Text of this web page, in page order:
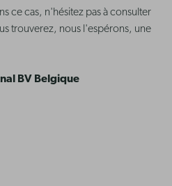
ce cas, n'hésitez pas à consulter
trouverez, nous l'espérons, une
BV Belgique